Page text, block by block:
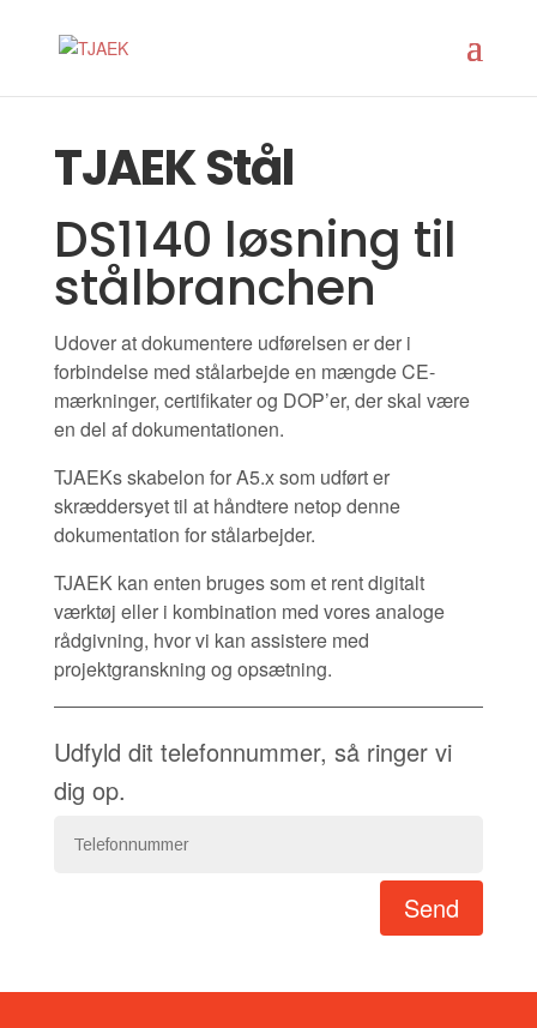
TJAEK Stål
DS1140 løsning til
stålbranchen
Udover at dokumentere udførelsen er der i
forbindelse med stålarbejde en mængde CE-
mærkninger, certifikater og DOP’er, der skal være
en del af dokumentationen.
TJAEKs skabelon for A5.x som udført er
skræddersyet til at håndtere netop denne
dokumentation for stålarbejder.
TJAEK kan enten bruges som et rent digitalt
værktøj eller i kombination med vores analoge
rådgivning, hvor vi kan assistere med
projektgranskning og opsætning.
Udfyld dit telefonnummer, så ringer vi
dig op.
Send